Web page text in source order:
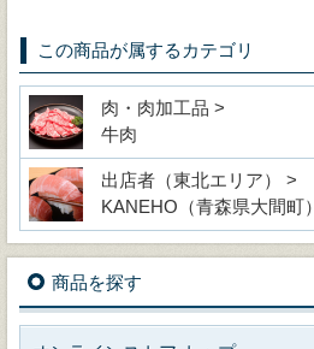
この商品が属するカテゴリ
肉・肉加工品 >
牛肉
出店者（東北エリア） >
KANEHO（青森県大間町）
商品を探す